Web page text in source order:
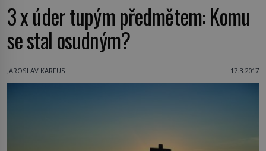
3 x úder tupým předmětem: Komu
se stal osudným?
JAROSLAV KARFUS 17.3.2017